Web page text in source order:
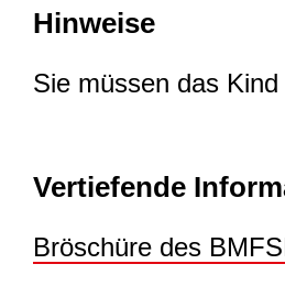
Hinweise
Sie müssen das
Vertiefende
Bröschüre des